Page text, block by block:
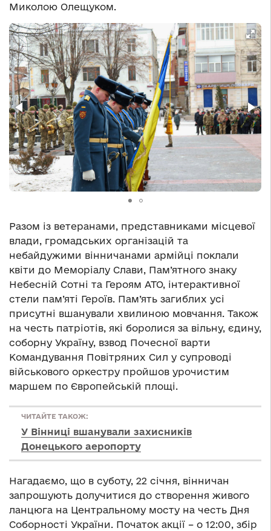
Миколою Олещуком.
Разом із ветеранами, представниками місцевої
влади, громадських організацій та
небайдужими вінничанами армійці поклали
квіти до Меморіалу Слави, Пам’ятного знаку
Небесній Сотні та Героям АТО, інтерактивної
стели пам’яті Героїв. Пам’ять загиблих усі
присутні вшанували хвилиною мовчання. Також
на честь патріотів, які боролися за вільну, єдину,
соборну Україну, взвод Почесної варти
Командування Повітряних Сил у супроводі
військового оркестру пройшов урочистим
маршем по Європейській площі.
ЧИТАЙТЕ ТАКОЖ:
У Вінниці вшанували захисників
Донецького аеропорту
Нагадаємо, що в суботу, 22 січня, вінничан
запрошують долучитися до створення живого
ланцюга на Центральному мосту на честь Дня
Соборності України. Початок акції – о 12:00, збір